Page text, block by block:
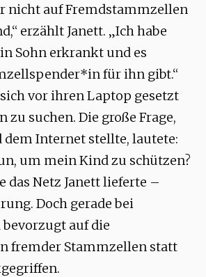
nicht auf Fremdstammzellen
erzählt Janett. „Ich habe
Sohn erkrankt und es
für ihn gibt.“
vor ihren Laptop gesetzt
zu suchen. Die große Frage,
dem Internet stellte, lautete:
um mein Kind zu schützen?
das Netz Janett lieferte –
Doch gerade bei
auf die
fremder Stammzellen statt